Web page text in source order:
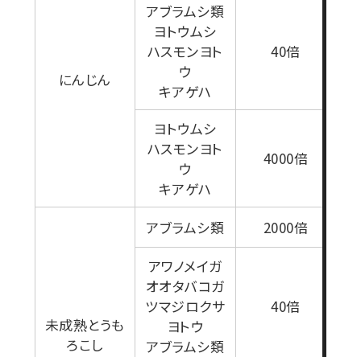
にんじん
アブラムシ類
ヨトウムシ
ハスモンヨト
ウ
キアゲハ
40倍
ヨトウムシ
ハスモンヨト
ウ
キアゲハ
4000倍
未成熟とうも
ろこし
アブラムシ類
2000倍
アワノメイガ
オオタバコガ
ツマジロクサ
ヨトウ
アブラムシ類
40倍